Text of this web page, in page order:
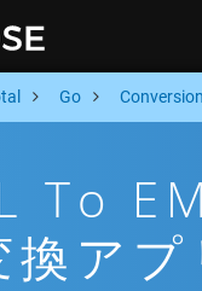
Go Conversion
To
アプ